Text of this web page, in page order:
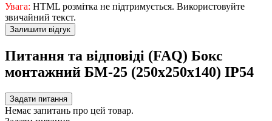
Увага: HTML розмітка не підтримується. Використовуйте
звичайний текст.
Залишити відгук
Питання та відповіді (FAQ) Бокс
монтажний БМ-25 (250х250х140) IP54
Задати питання
Немає запитань про цей товар.